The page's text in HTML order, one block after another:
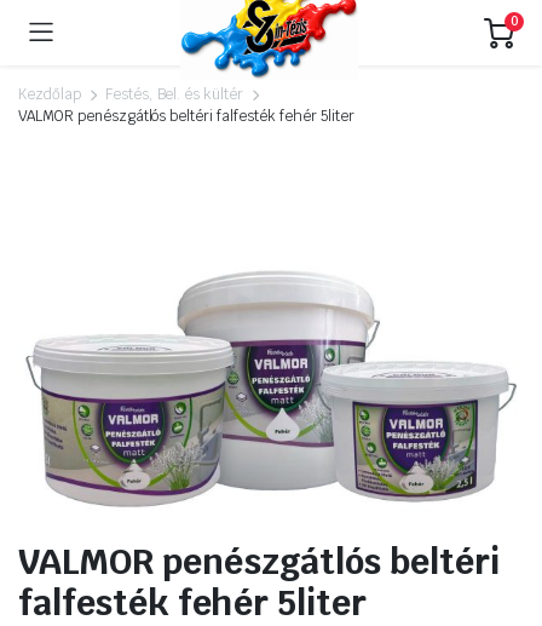
0
Kezdőlap
Festés, Bel. és kültér
VALMOR penészgátlós beltéri falfesték fehér 5liter
VALMOR penészgátlós beltéri
falfesték fehér 5liter